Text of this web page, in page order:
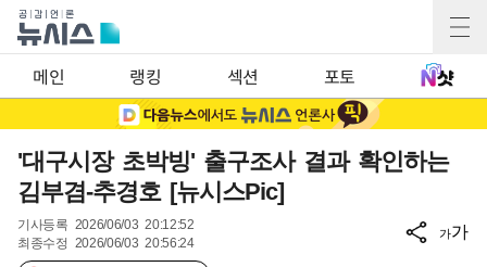
메인 랭킹 섹션 포토
'대구시장 초박빙' 출구조사 결과 확인하는
김부겸-추경호 [뉴시스Pic]
기사등록 2026/06/03 20:12:52
최종수정 2026/06/03 20:56:24
가가